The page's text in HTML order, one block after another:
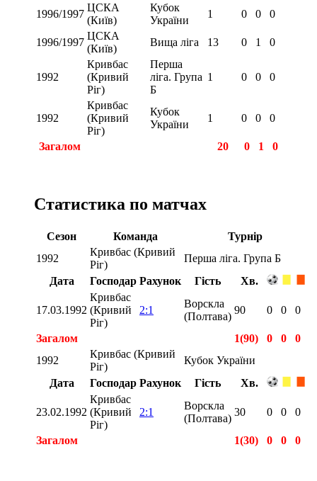
1996/1997
ЦСКА
(Київ)
Кубок
України
1 0 0 0
1996/1997
ЦСКА
(Київ)
Вища ліга 13 0 1 0
1992
Кривбас
(Кривий
Ріг)
Перша
ліга. Група
Б
1 0 0 0
1992
Кривбас
(Кривий
Ріг)
Кубок
України
1 0 0 0
Загалом 20 0 1 0
Статистика по матчах
Сезон Команда
Турнір
1992
Кривбас (Кривий
Ріг)
Перша ліга. Група Б
Дата
Господар Рахунок Гість Хв.
17.03.1992
Кривбас
(Кривий
Ріг)
2:1
Ворскла
(Полтава)
90 0 0 0
Загалом 1(90) 0 0
0
1992
Кривбас (Кривий
Ріг)
Кубок України
Дата
Господар Рахунок Гість Хв.
23.02.1992
Кривбас
(Кривий
Ріг)
2:1
Ворскла
(Полтава)
30 0 0 0
Загалом 1(30) 0 0
0